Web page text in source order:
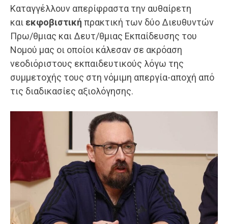
Καταγγέλλουν απερίφραστα την αυθαίρετη
και εκφοβιστική πρακτική των δύο Διευθυντών
Πρω/θμιας και Δευτ/θμιας Εκπαίδευσης του
Νομού μας οι οποίοι κάλεσαν σε ακρόαση
νεοδιόριστους εκπαιδευτικούς λόγω της
συμμετοχής τους στη νόμιμη απεργία-αποχή από
τις διαδικασίες αξιολόγησης.